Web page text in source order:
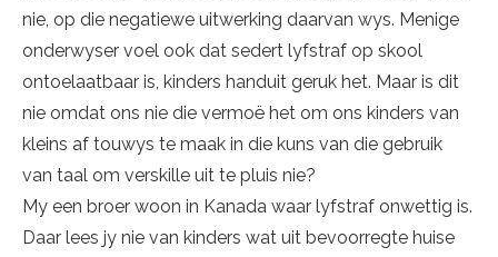
nie, op die negatiewe uitwerking daar­van wys. Menige
onderwyser voel ook dat sedert lyfstraf op skool
ontoelaatbaar is, kinders handuit geruk het. Maar is dit
nie omdat ons nie die vermoë het om ons kinders van
kleins af touwys te maak in die kuns van die gebruik
van taal om verskille uit te pluis nie?
My een broer woon in Kanada waar lyf­straf onwettig is.
Daar lees jy nie van kin­ders wat uit bevoorregte huise